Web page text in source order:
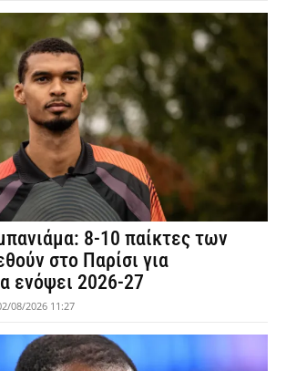
8-10 παίκτες των
στο Παρίσι για
ενόψει 2026-27
08/2026 11:27